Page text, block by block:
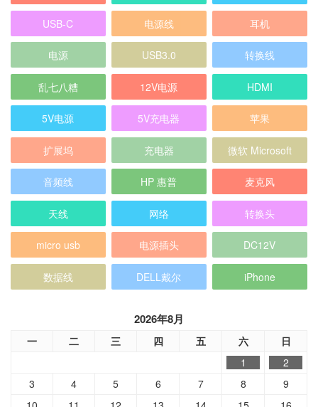
USB-C 电源线 耳机
电源 USB3.0 转换线
乱七八糟 12V电源 HDMI
5V电源 5V充电器 苹果
扩展坞 充电器 微软 Microsoft
音频线 HP 惠普 麦克风
天线 网络 转换头
micro usb 电源插头 DC12V
数据线 DELL戴尔 iPhone
2026年8月
一 二 三 四 五 六 日
1
2
3
4 5 6 7 8
9